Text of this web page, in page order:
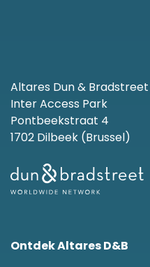
Altares Dun & Bradstreet
Inter Access Park
Pontbeekstraat 4
1702 Dilbeek (Brussel)
Ontdek Altares D&B